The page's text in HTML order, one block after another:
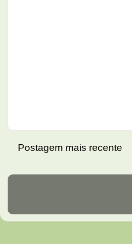
Postagem mais recente